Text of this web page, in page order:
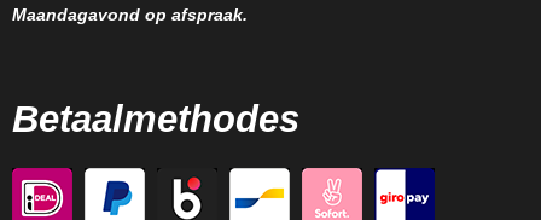
Maandagavond op afspraak.
Betaalmethodes